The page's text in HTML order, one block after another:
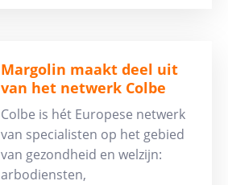
Margolin maakt deel uit
van het netwerk Colbe
Colbe is hét Europese netwerk
van specialisten op het gebied
van gezondheid en welzijn:
arbodiensten,